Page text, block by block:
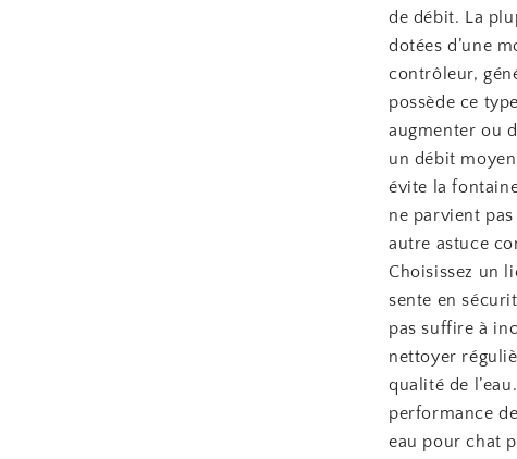
de débit. La
dotées d’une
contrôleur,
possède ce
augmenter ou
un débit
évite la
ne parvient
autre astuce
Choisissez un
sente en
pas suffire à
nettoyer
qualité de
performance
eau pour chat